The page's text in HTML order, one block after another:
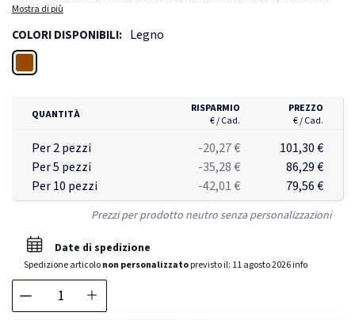
connessioni USB. Inoltre, dispone della tecnologia Bluetooth® 5.0
per collegare dispositivi e riprodurre la musica. Può riprodurre la
musica tramite USB, scheda SD e radio FM. Presenta 2 uscite per
l'audio RCA e per le cuffie. Il giradischi è caratterizzato da un
coperchio antipolvere trasparente e include una puntina rubino.
Incluso un coperchio antipolvere trasparente. Velocità 33,3/45/78
giri/min.
Mostra di più
COLORI DISPONIBILI: Legno
QUANTITÀ
RISPARMIO
€ / Cad.
PREZZO
€ / Cad.
Per 2 pezzi -20,27 €
101,30 €
Per 5 pezzi
-35,28 €
86,29 €
Per 10 pezzi
-42,01 € 79,56 €
Prezzi per prodotto neutro senza personalizzazioni
Date di spedizione
Spedizione articolonon personalizzatoprevisto il: 11 agosto 2026info